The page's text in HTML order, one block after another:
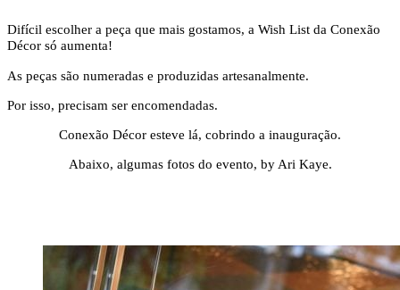
Difícil escolher a peça que mais gostamos, a Wish List da Conexão
Décor só aumenta!
As peças são numeradas e produzidas artesanalmente.
Por isso, precisam ser encomendadas.
Conexão Décor esteve lá, cobrindo a inauguração.
Abaixo, algumas fotos do evento, by Ari Kaye.